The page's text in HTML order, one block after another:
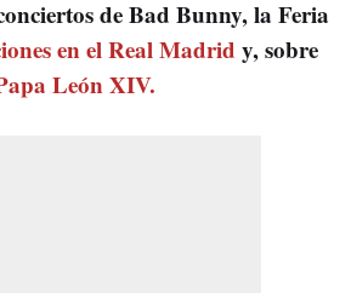
de Bad Bunny, la Feria
en el Real Madrid y, sobre
León XIV.